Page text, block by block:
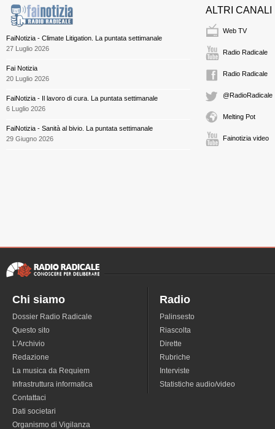
FaiNotizia - Climate Litigation. La puntata settimanale
27 Luglio 2026
Fai Notizia
20 Luglio 2026
FaiNotizia - Il lavoro di cura. La puntata settimanale
6 Luglio 2026
FaiNotizia - Sanità al bivio. La puntata settimanale
29 Giugno 2026
ALTRI CANALI
Web TV
Radio Radicale
Radio Radicale
@RadioRadicale
Melting Pot
Fainotizia video
Chi siamo
Dossier Radio Radicale
Questo sito
L'Archivio
Redazione
La musica da Requiem
Infrastruttura informatica
Contattaci
Dati societari
Organismo di Vigilanza
Radio
Palinsesto
Riascolta
Dirette
Rubriche
Interviste
Statistiche audio/video